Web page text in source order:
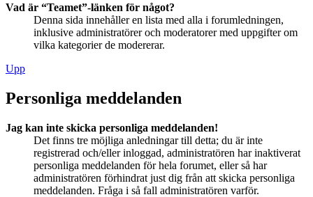
Vad är “Teamet”-länken för något?
Denna sida innehåller en lista med alla i forumledningen,
inklusive administratörer och moderatorer med uppgifter om
vilka kategorier de modererar.
Upp
Personliga meddelanden
Jag kan inte skicka personliga meddelanden!
Det finns tre möjliga anledningar till detta; du är inte
registrerad och/eller inloggad, administratören har inaktiverat
personliga meddelanden för hela forumet, eller så har
administratören förhindrat just dig från att skicka personliga
meddelanden. Fråga i så fall administratören varför.